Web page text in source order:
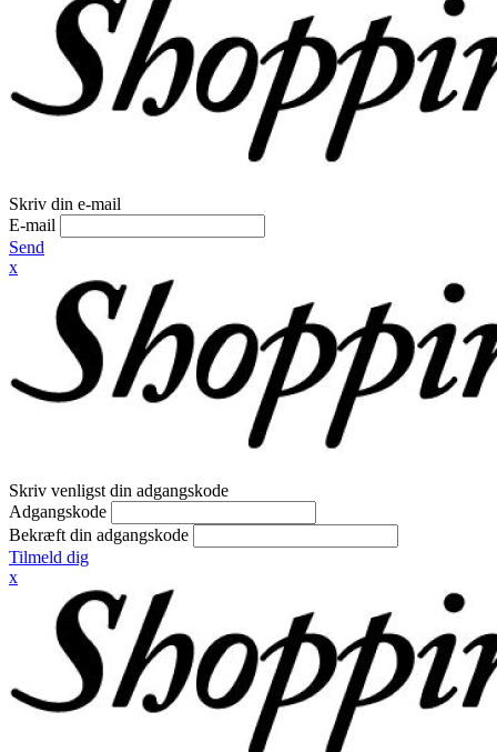
Skriv din e-mail
E-mail
Send
x
Skriv venligst din adgangskode
Adgangskode
Bekræft din adgangskode
Tilmeld dig
x